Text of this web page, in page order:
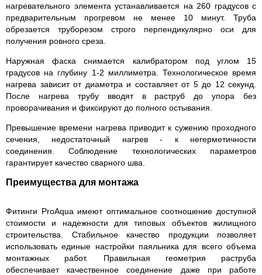
нагревательного элемента устанавливается на 260 градусов с
предварительным прогревом не менее 10 минут. Труба
обрезается труборезом строго перпендикулярно оси для
получения ровного среза.
Наружная фаска снимается калибратором под углом 15
градусов на глубину 1-2 миллиметра. Технологическое время
нагрева зависит от диаметра и составляет от 5 до 12 секунд.
После нагрева трубу вводят в раструб до упора без
проворачивания и фиксируют до полного остывания.
Превышение времени нагрева приводит к сужению проходного
сечения, недостаточный нагрев - к негерметичности
соединения. Соблюдение технологических параметров
гарантирует качество сварного шва.
Преимущества для монтажа
Фитинги ProAqua имеют оптимальное соотношение доступной
стоимости и надежности для типовых объектов жилищного
строительства. Стабильное качество продукции позволяет
использовать единые настройки паяльника для всего объема
монтажных работ. Правильная геометрия раструба
обеспечивает качественное соединение даже при работе